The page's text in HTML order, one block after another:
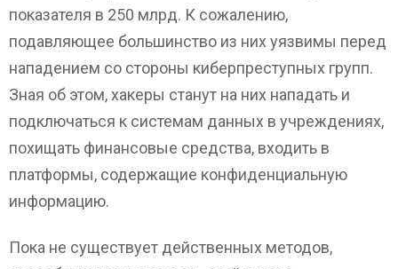
показателя в 250 млрд. К сожалению,
подавляющее большинство из них уязвимы перед
нападением со стороны киберпреступных групп.
Зная об этом, хакеры станут на них нападать и
подключаться к системам данных в учреждениях,
похищать финансовые средства, входить в
платформы, содержащие конфиденциальную
информацию.
Пока не существует действенных методов,